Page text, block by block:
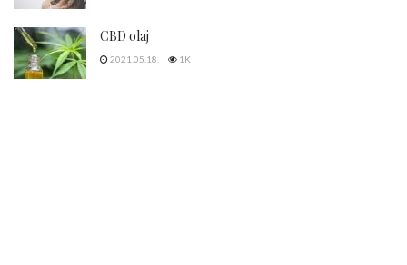
CBD olaj
2021.05.18. 1K